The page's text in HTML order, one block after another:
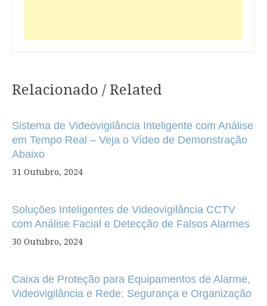
Relacionado / Related
Sistema de Videovigilância Inteligente com Análise
em Tempo Real – Veja o Vídeo de Demonstração
Abaixo
31 Outubro, 2024
Soluções Inteligentes de Videovigilância CCTV
com Análise Facial e Detecção de Falsos Alarmes
30 Outubro, 2024
Caixa de Proteção para Equipamentos de Alarme,
Videovigilância e Rede: Segurança e Organização
de
artigos